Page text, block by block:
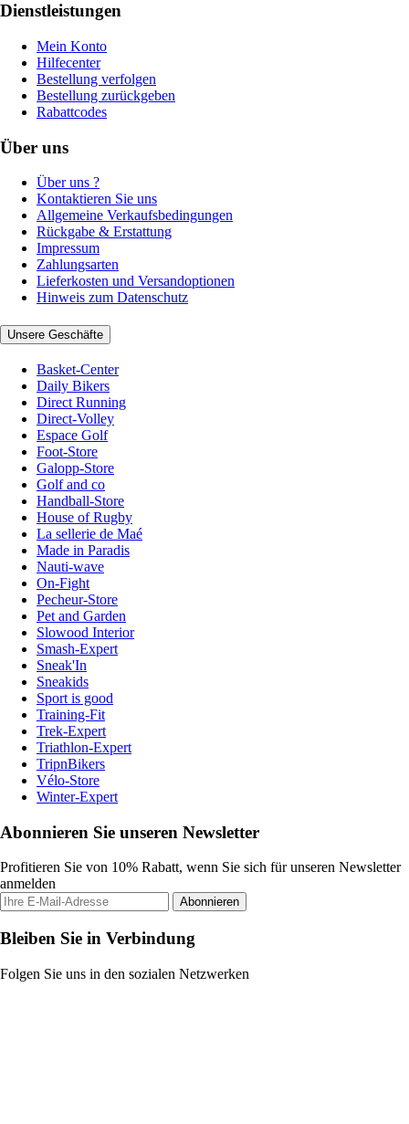
Dienstleistungen
Mein Konto
Hilfecenter
Bestellung verfolgen
Bestellung zurückgeben
Rabattcodes
Über uns
Über uns ?
Kontaktieren Sie uns
Allgemeine Verkaufsbedingungen
Rückgabe & Erstattung
Impressum
Zahlungsarten
Lieferkosten und Versandoptionen
Hinweis zum Datenschutz
Unsere Geschäfte
Basket-Center
Daily Bikers
Direct Running
Direct-Volley
Espace Golf
Foot-Store
Galopp-Store
Golf and co
Handball-Store
House of Rugby
La sellerie de Maé
Made in Paradis
Nauti-wave
On-Fight
Pecheur-Store
Pet and Garden
Slowood Interior
Smash-Expert
Sneak'In
Sneakids
Sport is good
Training-Fit
Trek-Expert
Triathlon-Expert
TripnBikers
Vélo-Store
Winter-Expert
Abonnieren Sie unseren Newsletter
Profitieren Sie von 10% Rabatt, wenn Sie sich für unseren Newsletter
anmelden
Abonnieren
Bleiben Sie in Verbindung
Folgen Sie uns in den sozialen Netzwerken